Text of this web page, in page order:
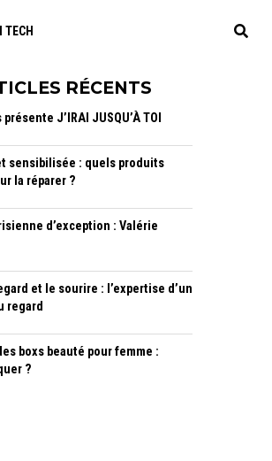
TECH
RÉCENTS
J’IRAI JUSQU’À TOI
sensibilisée : quels produits
la réparer ?
d’exception : Valérie
et le sourire : l’expertise d’un
regard
boxs beauté pour femme :
?